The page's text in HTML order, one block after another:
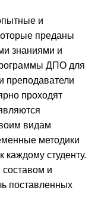
и
преданы
знаниями и
ДПО для
преподаватели
проходят
видам
методики
студенту.
и
поставленных